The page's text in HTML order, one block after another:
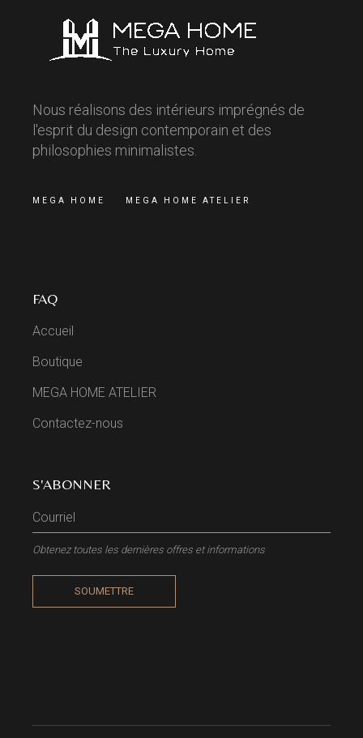
Nous réalisons des intérieurs imprégnés de
l'esprit du design contemporain et des
philosophies minimalistes.
MEGA HOME MEGA HOME ATELIER
FAQ
Accueil
Boutique
MEGA HOME ATELIER
Contactez-nous
S'ABONNER
Obtenez toutes les dernières offres et informations
SOUMETTRE